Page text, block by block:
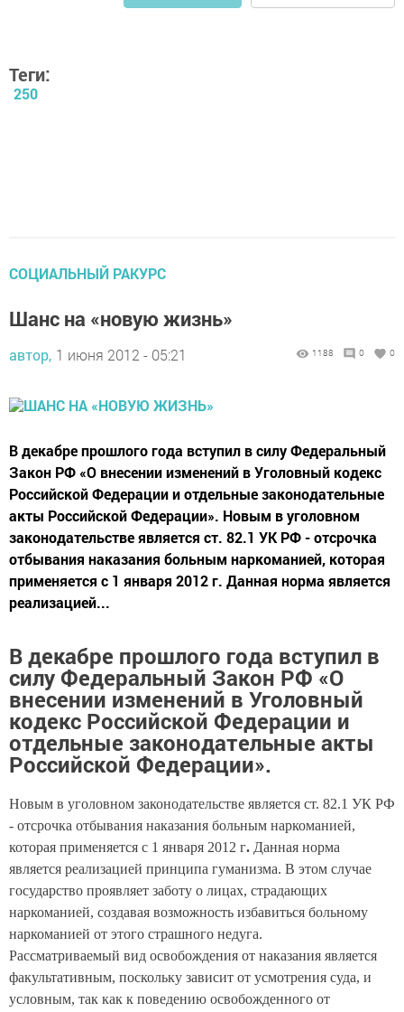
Теги:
250
СОЦИАЛЬНЫЙ РАКУРС
Шанс на «новую жизнь»
автор, 1 июня 2012 - 05:21 1188 0 0
В декабре прошлого года вступил в силу Федеральный
Закон РФ «О внесении изменений в Уголовный кодекс
Российской Федерации и отдельные законодательные
акты Российской Федерации». Новым в уголовном
законодательстве является ст. 82.1 УК РФ - отсрочка
отбывания наказания больным наркоманией, которая
применяется с 1 января 2012 г. Данная норма является
реализацией...
В декабре прошлого года вступил в
силу Федеральный Закон РФ «О
внесении изменений в Уголовный
кодекс Российской Федерации и
отдельные законодательные акты
Российской Федерации».
Новым в уголовном законодательстве является ст. 82.1 УК РФ
- отсрочка отбывания наказания больным наркоманией,
которая применяется с 1 января 2012 г. Данная норма
является реализацией принципа гуманизма. В этом случае
государство проявляет заботу о лицах, страдающих
наркоманией, создавая возможность избавиться больному
наркоманией от этого страшного недуга.
Рассматриваемый вид освобождения от наказания является
факультативным, поскольку зависит от усмотрения суда, и
условным, так как к поведению освобожденного от